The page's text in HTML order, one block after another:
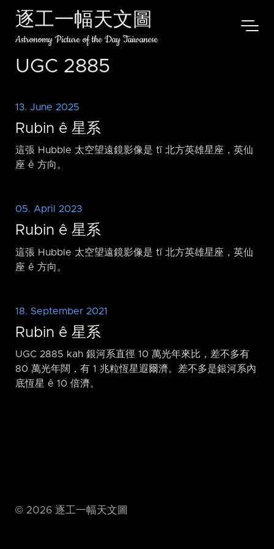
逐工一幅天文圖
Astronomy Picture of the Day Taiwanese
UGC 2885
13. June 2025
Rubin ê 星系
這張 Hubble 太空望遠鏡影像是 tī 北方英雄星座，英仙
座 ê 方向。
05. April 2023
Rubin ê 星系
這張 Hubble 太空望遠鏡影像是 tī 北方英雄星座，英仙
座 ê 方向。
18. September 2021
Rubin ê 星系
UGC 2885 kah 銀河系直徑 10 萬光年來比，差不多有
80 萬光年闊，有 1 兆粒恆星遐爾濟。差不多是銀河系內
底恆星 ê 10 倍濟。
© 2026 逐工一幅天文圖